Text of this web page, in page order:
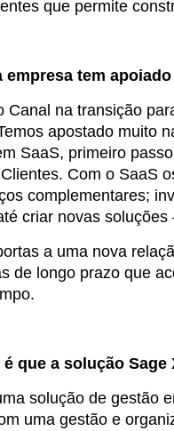
que permite
empresa tem
Canal na transição
apostado muito
SaaS, primeiro
Com o SaaS
complementares;
criar novas
a uma nova
de longo prazo que
é que a solução
solução de gestão
uma gestão e